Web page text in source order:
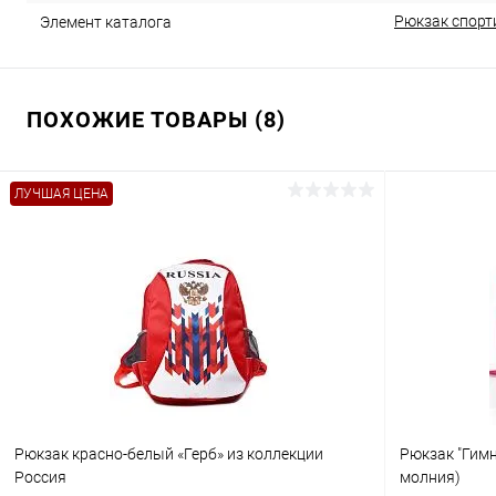
Элемент каталога Рюкзак
ПОХОЖИЕ ТОВАРЫ (8)
ЛУЧШАЯ ЦЕНА
Рюкзак красно-белый «Герб» из коллекции
Россия
Рюкзак
молния)